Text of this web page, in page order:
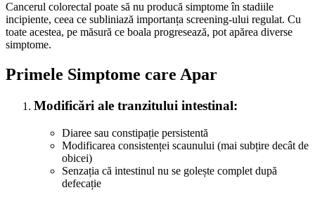
Cancerul colorectal poate să nu producă simptome în stadiile
incipiente, ceea ce subliniază importanța screening-ului regulat. Cu
toate acestea, pe măsură ce boala progresează, pot apărea diverse
simptome.
Primele Simptome care Apar
Modificări ale tranzitului intestinal:
Diaree sau constipație persistentă
Modificarea consistenței scaunului (mai subțire decât de
obicei)
Senzația că intestinul nu se golește complet după
defecație